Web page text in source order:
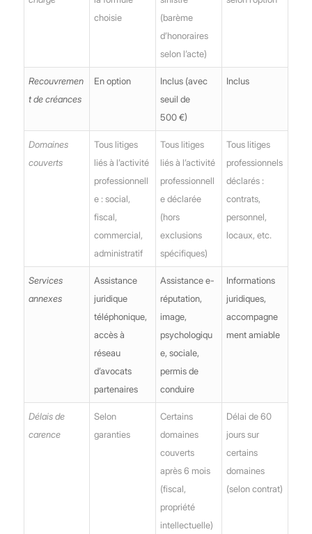
choisie
(barème
d’honoraires
selon l’acte)
Recouvremen
t de créances
En option
Inclus (avec
seuil de
500 €)
Inclus
Domaines
couverts
Tous litiges
liés à l’activité
professionnell
e : social,
fiscal,
commercial,
administratif
Tous litiges
liés à l’activité
professionnell
e déclarée
(hors
exclusions
spécifiques)
Tous litiges
professionnels
déclarés :
contrats,
personnel,
locaux, etc.
Services
annexes
Assistance
juridique
téléphonique,
accès à
réseau
d’avocats
partenaires
Assistance e-
réputation,
image,
psychologiqu
e, sociale,
permis de
conduire
Informations
juridiques,
accompagne
ment amiable
Délais de
carence
Selon
garanties
Certains
domaines
couverts
après 6 mois
(fiscal,
propriété
intellectuelle)
Délai de 60
jours sur
certains
domaines
(selon contrat)